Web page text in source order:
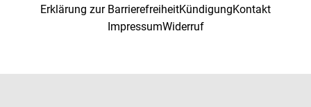
Erklärung zur BarrierefreiheitKündigungKontakt
ImpressumWiderruf